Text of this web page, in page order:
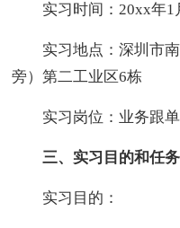
实习时间：20xx年1
实习地点：深圳市南
旁）第二工业区6栋
实习岗位：业务跟单
三、实习目的和任务
实习目的：